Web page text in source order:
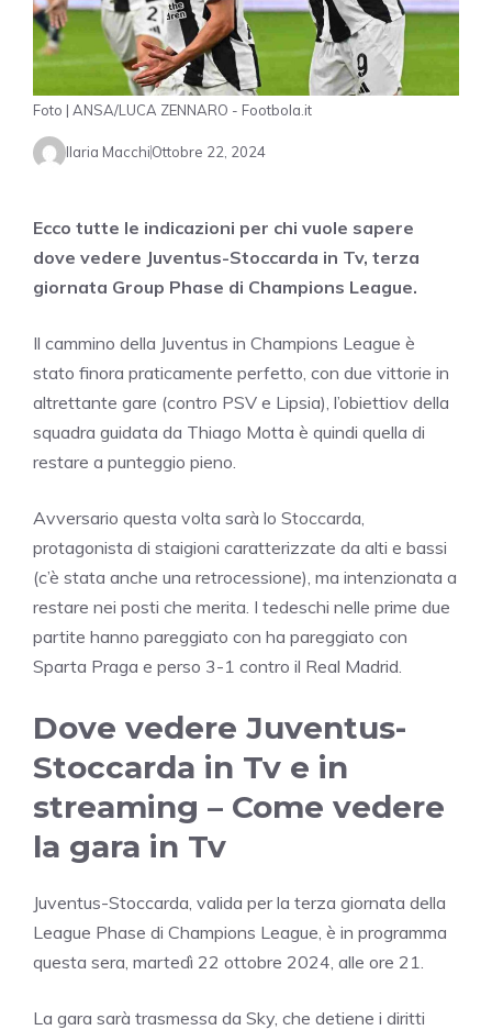
Foto | ANSA/LUCA ZENNARO - Footbola.it
Ilaria MacchiOttobre 22, 2024
Ecco tutte le indicazioni per chi vuole sapere
dove vedere Juventus-Stoccarda in Tv, terza
giornata Group Phase di Champions League.
Il cammino della Juventus in Champions League è
stato finora praticamente perfetto, con due vittorie in
altrettante gare (contro PSV e Lipsia), l’obiettiov della
squadra guidata da Thiago Motta è quindi quella di
restare a punteggio pieno.
Avversario questa volta sarà lo Stoccarda,
protagonista di staigioni caratterizzate da alti e bassi
(c’è stata anche una retrocessione), ma intenzionata a
restare nei posti che merita. I tedeschi nelle prime due
partite hanno pareggiato con ha pareggiato con
Sparta Praga e perso 3-1 contro il Real Madrid.
Dove vedere Juventus-
Stoccarda in Tv e in
streaming – Come vedere
la gara in Tv
Juventus-Stoccarda, valida per la terza giornata della
League Phase di Champions League, è in programma
questa sera, martedì 22 ottobre 2024, alle ore 21.
La gara sarà trasmessa da Sky, che detiene i diritti